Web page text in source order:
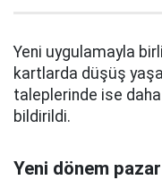
Yeni uygulamayla
kartlarda düşüş
taleplerinde ise daha
bildirildi.
Yeni dönem